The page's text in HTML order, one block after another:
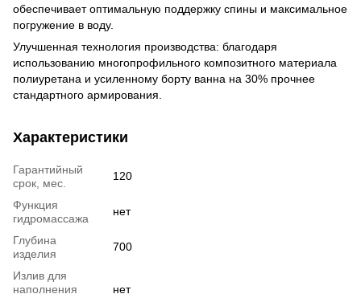
обеспечивает оптимальную поддержку спины и максимальное
погружение в воду.
Улучшенная технология производства: благодаря
использованию многопрофильного композитного материала
полиуретана и усиленному борту ванна на 30% прочнее
стандартного армирования.
Характеристики
Гарантийный
срок, мес.
120
Функция
гидромассажа
нет
Глубина
изделия
700
Излив для
наполнения
нет